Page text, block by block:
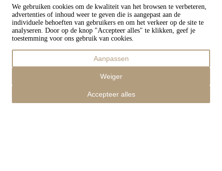
We gebruiken cookies om de kwaliteit van het browsen te verbeteren,
advertenties of inhoud weer te geven die is aangepast aan de
individuele behoeften van gebruikers en om het verkeer op de site te
analyseren. Door op de knop "Accepteer alles" te klikken, geef je
toestemming voor ons gebruik van cookies.
Aanpassen
Weiger
Accepteer alles
Winkelwagen
0,00
0,00
Verder winkelen